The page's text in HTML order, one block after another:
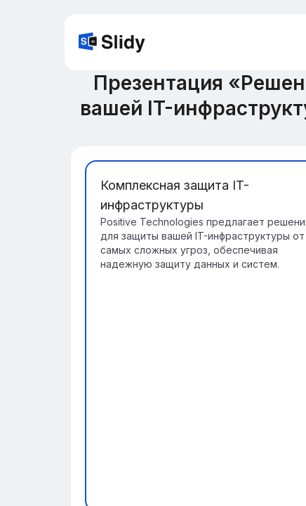
Презентация
вашей IT-
Комплексная защита IT-
инфраструктуры
Positive Technologies предлагает
для защиты вашей IT-инфраструктуры от
самых сложных угроз, обеспечивая
надежную защиту данных и систем.